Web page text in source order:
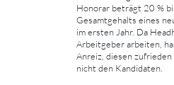
Honorar beträgt 20 %
Gesamtgehalts eines
im ersten Jahr. Da
Arbeitgeber arbeiten,
Anreiz, diesen
nicht den Kandidaten.